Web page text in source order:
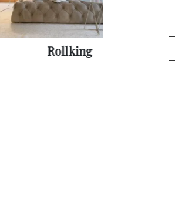
Rollking